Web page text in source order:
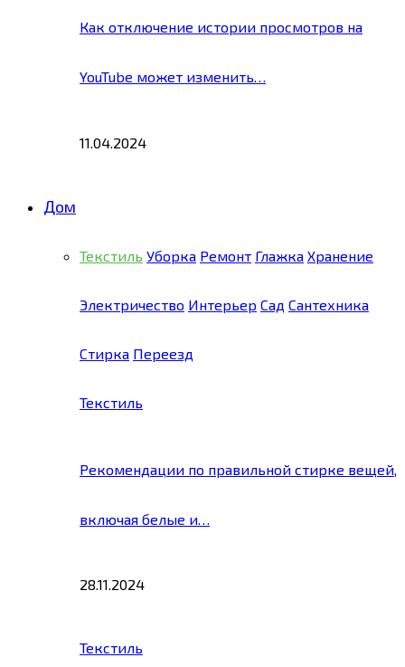
Как отключение истории просмотров на
YouTube может изменить…
11.04.2024
Дом
Текстиль Уборка Ремонт Глажка Хранение
Электричество Интерьер Сад Сантехника
Стирка Переезд
Текстиль
Рекомендации по правильной стирке вещей,
включая белые и…
28.11.2024
Текстиль